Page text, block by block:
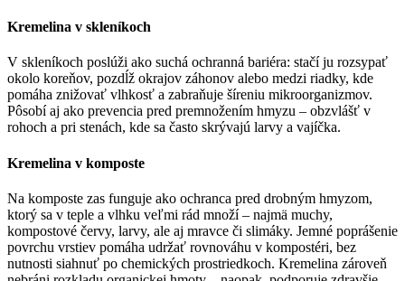
Kremelina v skleníkoch
V skleníkoch poslúži ako suchá ochranná bariéra: stačí ju rozsypať
okolo koreňov, pozdĺž okrajov záhonov alebo medzi riadky, kde
pomáha znižovať vlhkosť a zabraňuje šíreniu mikroorganizmov.
Pôsobí aj ako prevencia pred premnožením hmyzu – obzvlášť v
rohoch a pri stenách, kde sa často skrývajú larvy a vajíčka.
Kremelina v komposte
Na komposte zas funguje ako ochranca pred drobným hmyzom,
ktorý sa v teple a vlhku veľmi rád množí – najmä muchy,
kompostové červy, larvy, ale aj mravce či slimáky. Jemné poprášenie
povrchu vrstiev pomáha udržať rovnováhu v kompostéri, bez
nutnosti siahnuť po chemických prostriedkoch. Kremelina zároveň